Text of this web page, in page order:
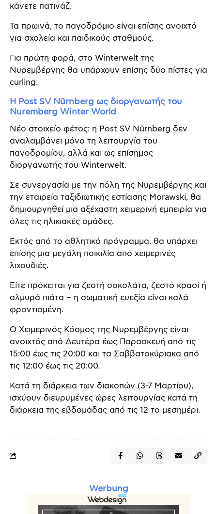
κάνετε πατινάζ.
Τα πρωινά, το παγοδρόμιο είναι επίσης ανοιχτό
για σχολεία και παιδικούς σταθμούς.
Για πρώτη φορά, στο Winterwelt της
Νυρεμβέργης θα υπάρχουν επίσης δύο πίστες για
curling.
Η Post SV Nürnberg ως διοργανωτής του
Nuremberg Winter World
Νέο στοιχείο φέτος: η Post SV Nürnberg δεν
αναλαμβάνει μόνο τη λειτουργία του
παγοδρομίου, αλλά και ως επίσημος
διοργανωτής του Winterwelt.
Σε συνεργασία με την πόλη της Νυρεμβέργης και
την εταιρεία ταξιδιωτικής εστίασης Morawski, θα
δημιουργηθεί μια αξέχαστη χειμερινή εμπειρία για
όλες τις ηλικιακές ομάδες.
Εκτός από το αθλητικό πρόγραμμα, θα υπάρχει
επίσης μια μεγάλη ποικιλία από χειμερινές
λιχουδιές.
Είτε πρόκειται για ζεστή σοκολάτα, ζεστό κρασί ή
αλμυρά πιάτα – η σωματική ευεξία είναι καλά
φροντισμένη.
Ο Χειμερινός Κόσμος της Νυρεμβέργης είναι
ανοιχτός από Δευτέρα έως Παρασκευή από τις
15:00 έως τις 20:00 και τα Σαββατοκύριακα από
τις 12:00 έως τις 20:00.
Κατά τη διάρκεια των διακοπών (3-7 Μαρτίου),
ισχύουν διευρυμένες ώρες λειτουργίας κατά τη
διάρκεια της εβδομάδας από τις 12 το μεσημέρι.
Werbung